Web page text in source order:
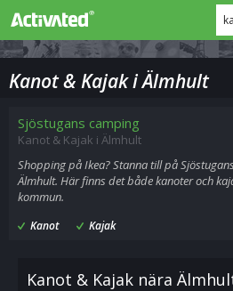
Kanot & Kajak i Älmhult
Sjöstugans camping
Kanot & Kajak i Älmhult
Shopping på Ikea? Stanna till på
Älmhult. Här finns det både kanoter och
kommun.
Kanot Kajak
Kanot & Kajak nära